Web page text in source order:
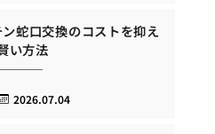
蛇口交換のコストを抑え
い方法
2026.07.04